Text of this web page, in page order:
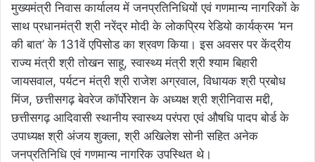
मुख्यमंत्री निवास कार्यालय में जनप्रतिनिधियों एवं गणमान्य नागरिकों के
साथ प्रधानमंत्री श्री नरेंद्र मोदी के लोकप्रिय रेडियो कार्यक्रम ‘मन
की बात’ के 131वें एपिसोड का श्रवण किया। इस अवसर पर केंद्रीय
राज्य मंत्री श्री तोखन साहू, स्वास्थ्य मंत्री श्री श्याम बिहारी
जायसवाल, पर्यटन मंत्री श्री राजेश अग्रवाल, विधायक श्री प्रबोध
मिंज, छत्तीसगढ़ बेवरेज कॉर्पोरेशन के अध्यक्ष श्री श्रीनिवास मद्दी,
छत्तीसगढ़ आदिवासी स्थानीय स्वास्थ्य परंपरा एवं औषधि पादप बोर्ड के
उपाध्यक्ष श्री अंजय शुक्ला, श्री अखिलेश सोनी सहित अनेक
जनप्रतिनिधि एवं गणमान्य नागरिक उपस्थित थे।